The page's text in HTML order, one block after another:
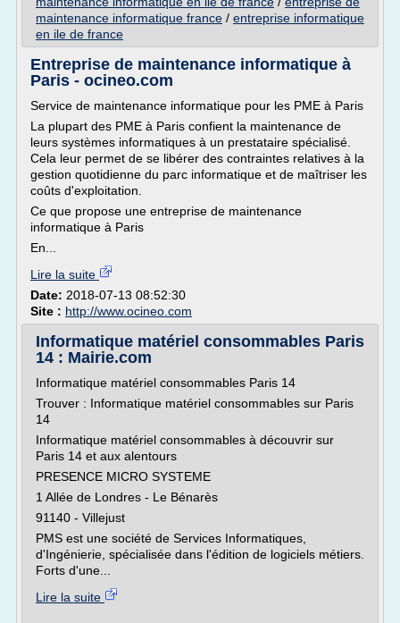
maintenance informatique france / entreprise informatique
en ile de france
Entreprise de maintenance informatique à
Paris - ocineo.com
Service de maintenance informatique pour les PME à Paris
La plupart des PME à Paris confient la maintenance de
leurs systèmes informatiques à un prestataire spécialisé.
Cela leur permet de se libérer des contraintes relatives à la
gestion quotidienne du parc informatique et de maîtriser les
coûts d'exploitation.
Ce que propose une entreprise de maintenance
informatique à Paris
En...
Lire la suite
Date: 2018-07-13 08:52:30
Site : http://www.ocineo.com
Informatique matériel consommables Paris
14 : Mairie.com
Informatique matériel consommables Paris 14
Trouver : Informatique matériel consommables sur Paris
14
Informatique matériel consommables à découvrir sur
Paris 14 et aux alentours
PRESENCE MICRO SYSTEME
1 Allée de Londres - Le Bénarès
91140 - Villejust
PMS est une société de Services Informatiques,
d'Ingénierie, spécialisée dans l'édition de logiciels métiers.
Forts d'une...
Lire la suite